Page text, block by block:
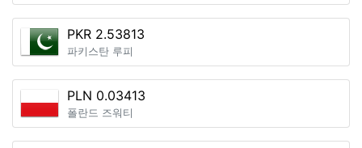
PKR 2.53813
파키스탄 루피
PLN 0.03413
폴란드 즈워티